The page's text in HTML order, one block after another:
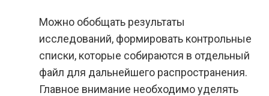
Можно обобщать результаты
исследований, формировать контрольные
списки, которые собираются в отдельный
файл для дальнейшего распространения.
Главное внимание необходимо уделять